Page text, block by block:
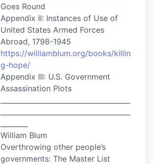
Goes Round
Appendix II: Instances of Use of
United States Armed Forces
Abroad, 1798-1945
https://williamblum.org/books/killin
g-hope/
Appendix III: U.S. Government
Assassination Plots
William Blum
Overthrowing other people’s
governments: The Master List